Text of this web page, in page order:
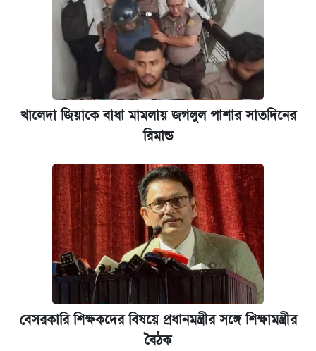
খালেদা জিয়াকে বাধা মামলায় জগলুল পাশার সাতদিনের
রিমান্ড
বেসরকারি শিক্ষকদের বিষয়ে প্রধানমন্ত্রীর সঙ্গে শিক্ষামন্ত্রীর
বৈঠক